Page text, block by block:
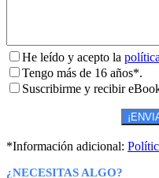
He leído y acepto la
Tengo más de 16 años*.
Suscribirme y recibir
*Información adicional:
¿NECESITAS ALGO?